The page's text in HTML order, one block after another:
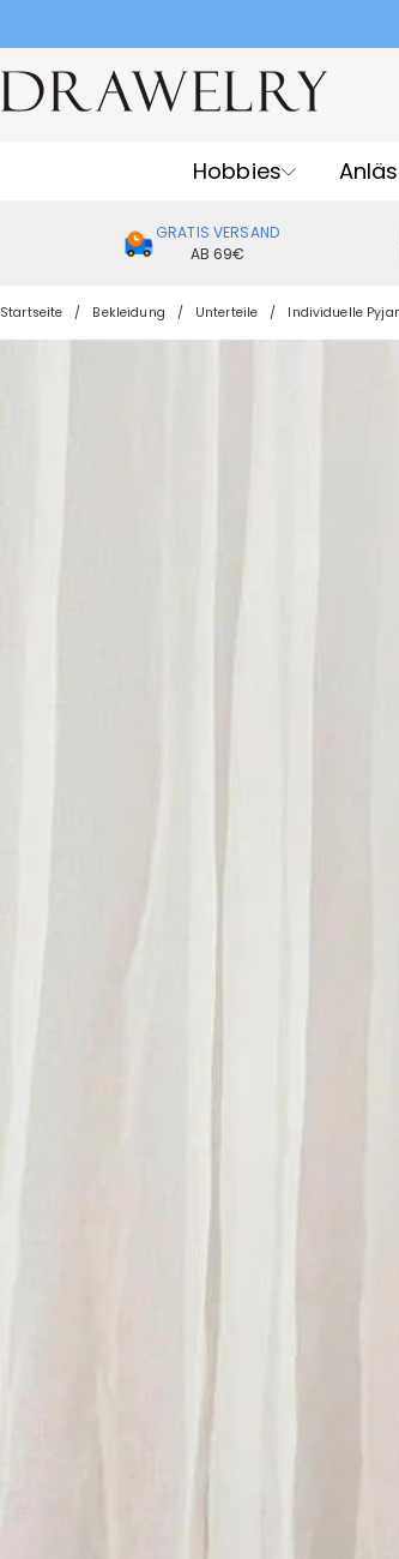
Hobbies
GRATIS VERSAND
AB 69€
Startseite Bekleidung Unterteile Individuelle